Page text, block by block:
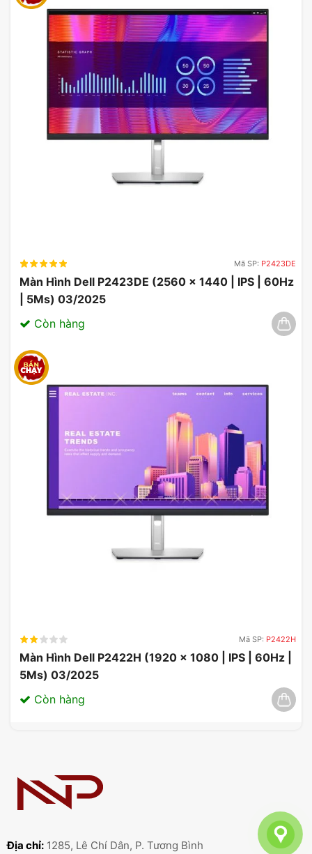
Mã SP: P2423DE
Màn Hình Dell P2423DE (2560 x 1440 | IPS | 60Hz
| 5Ms) 03/2025
Còn hàng
Mã SP: P2422H
Màn Hình Dell P2422H (1920 x 1080 | IPS | 60Hz |
5Ms) 03/2025
Còn hàng
Địa chỉ: 1285, Lê Chí Dân, P. Tương Bình